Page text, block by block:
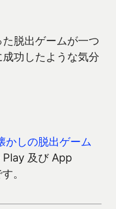
脱出ゲームが一つ
功したような気分
かしの脱出ゲーム
及び App
。